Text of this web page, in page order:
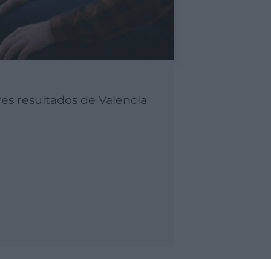
resultados de Valencia